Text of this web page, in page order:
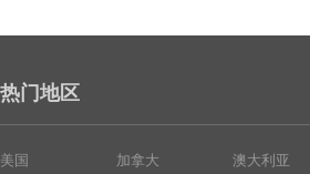
热门地区
美国 加拿大 澳大利亚